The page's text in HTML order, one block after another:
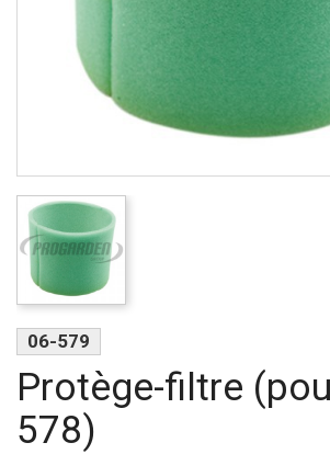
06-579
Protège-filtre
578)